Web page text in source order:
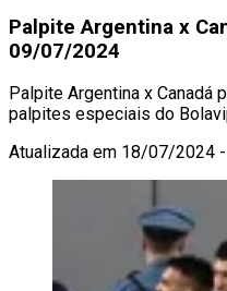
Palpite Argentina x
09/07/2024
Palpite Argentina x Canadá
palpites especiais do
Atualizada em 18/07/2024 -